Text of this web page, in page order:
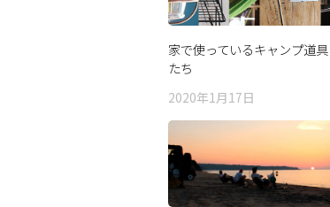
家で使っているキャンプ道具
たち
2020年1月17日